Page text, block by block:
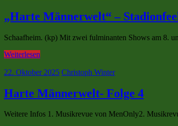
„Harte Männerwelt“ –
Schaafheim. (kp) Mit zwei fulminanten Shows am 8.
Weiterlesen
22. Oktober 2025 Christoph Winter
Harte Männerwelt- Folge 4
Weitere Infos 1. Musikrevue von MenOnly2.